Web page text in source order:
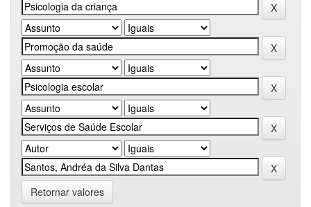
Retornar valores